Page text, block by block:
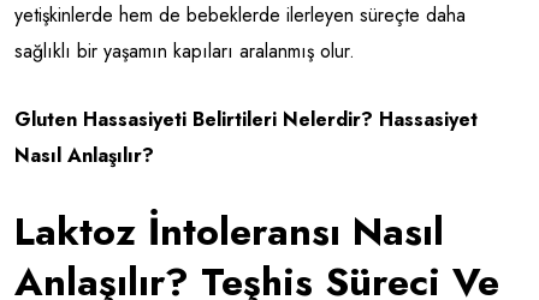
yetişkinlerde hem de bebeklerde ilerleyen süreçte daha
sağlıklı bir yaşamın kapıları aralanmış olur.
Gluten Hassasiyeti Belirtileri Nelerdir? Hassasiyet
Nasıl Anlaşılır?
Laktoz İntoleransı Nasıl
Anlaşılır? Teşhis Süreci Ve